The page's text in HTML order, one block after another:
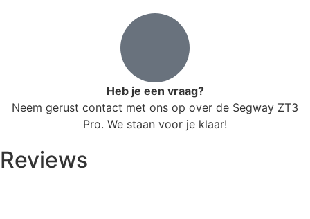
Heb je een vraag?
Neem gerust contact met ons op over de Segway ZT3
Pro. We staan voor je klaar!
Reviews